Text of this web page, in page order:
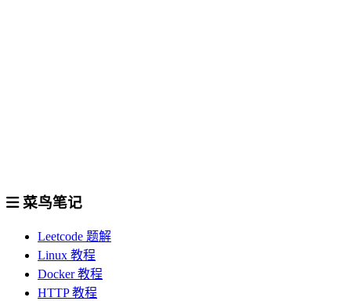
菜鸟笔记
Leetcode 题解
Linux 教程
Docker 教程
HTTP 教程